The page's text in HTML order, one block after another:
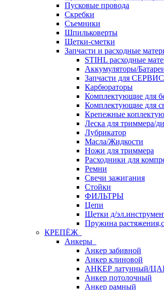
Пусковые провода
Скребки
Съемники
Шпильковерты
Щетки-сметки
Запчасти и расходные
STIHL расходные
Аккумуляторы/
Запчасти для
Карбюраторы
Комплектующие для
Комплектующие для
Крепежные
Леска для триммера/
Лубрикатор
Масла/Жидкости
Ножи для триммера
Расходники для
Ремни
Свечи зажигания
Стойки
ФИЛЬТРЫ
Цепи
Щетки д/
Пружина
КРЕПЁЖ
Анкеры
Анкер забивной
Анкер клиновой
АНКЕР латунный/
Анкер потолочный
Анкер рамный